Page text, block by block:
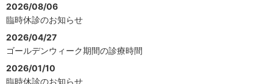
2026/08/06
臨時休診のお知らせ
2026/04/27
ゴールデンウィーク期間の診療時間
2026/01/10
臨時休診のお知らせ